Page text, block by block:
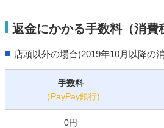
返金にかかる手数料（消費
店頭以外の場合(2019年10月以降の
手数料
（PayPay銀行)
0円